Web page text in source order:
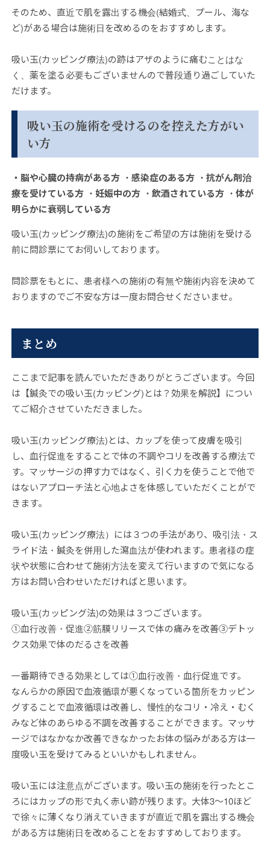
そのため、直近で肌を露出する機会(結婚式、プール、海な
ど)がある場合は施術日を改めるのをおすすめします。
吸い玉(カッピング療法)の跡はアザのように痛むことはな
く、薬を塗る必要もございませんので普段通り過ごしていた
だけます。
吸い玉の施術を受けるのを控えた方がい
い方
・脳や心臓の持病がある方 ・感染症のある方 ・抗がん剤治
療を受けている方 ・妊娠中の方 ・飲酒されている方 ・体が
明らかに衰弱している方
吸い玉(カッピング療法)の施術をご希望の方は施術を受ける
前に問診票にてお伺いしております。
問診票をもとに、患者様への施術の有無や施術内容を決めて
おりますのでご不安な方は一度お問合せくださいませ。
まとめ
ここまで記事を読んでいただきありがとうございます。今回
は【鍼灸での吸い玉(カッピング)とは？効果を解説】につい
てご紹介させていただきました。
吸い玉(カッピング療法)とは、カップを使って皮膚を吸引
し、血行促進をすることで体の不調やコリを改善する療法で
す。マッサージの押す力ではなく、引く力を使うことで他で
はないアプローチ法と心地よさを体感していただくことがで
きます。
吸い玉(カッピング療法）には３つの手法があり、吸引法・ス
ライド法・鍼灸を併用した瀉血法が使われます。患者様の症
状や状態に合わせて施術方法を変えて行いますので気になる
方はお問い合わせいただければと思います。
吸い玉(カッピング法)の効果は３つございます。
①血行改善・促進②筋膜リリースで体の痛みを改善③デトッ
クス効果で体のだるさを改善
一番期待できる効果としては①血行改善・血行促進です。
なんらかの原因で血液循環が悪くなっている箇所をカッピン
グすることで血液循環は改善し、慢性的なコリ・冷え・むく
みなど体のあらゆる不調を改善することができます。マッサ
ージではなかなか改善できなかったお体の悩みがある方は一
度吸い玉を受けてみるといいかもしれません。
吸い玉には注意点がございます。吸い玉の施術を行ったとこ
ろにはカップの形で丸く赤い跡が残ります。大体3〜10ほど
で徐々に薄くなり消えていきますが直近で肌を露出する機会
がある方は施術日を改めることをおすすめしております。